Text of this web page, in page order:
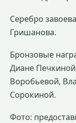
Серебро
Гришанова.
Бронзовые
Диане
Воробьевой,
Сорокиной.
Фото: